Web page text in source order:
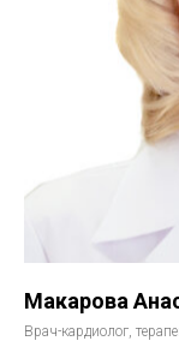
Макарова
Врач-кардиолог,